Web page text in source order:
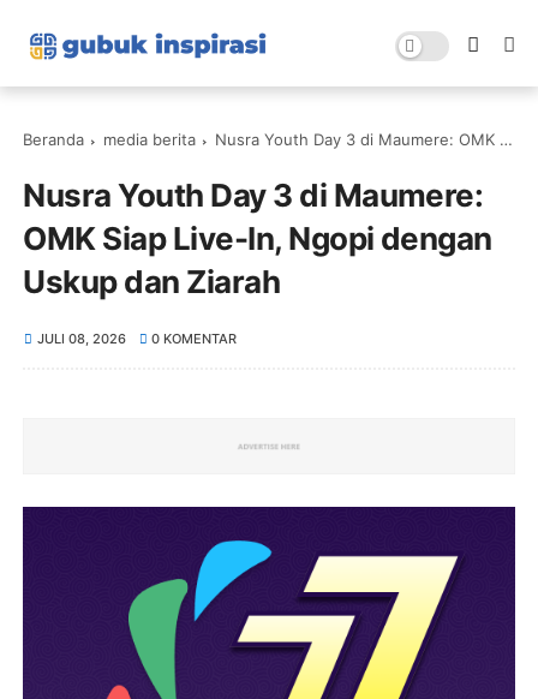
Beranda media berita Nusra Youth Day 3 di Maumere: OMK Siap Live-In, Ngopi dengan Uskup dan Ziarah
Nusra Youth Day 3 di Maumere:
OMK Siap Live-In, Ngopi dengan
Uskup dan Ziarah
JULI 08, 2026 0 KOMENTAR